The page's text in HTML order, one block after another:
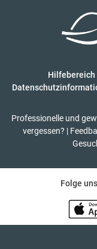
Hilfebereich
Professionelle und
vergessen? |
Folge